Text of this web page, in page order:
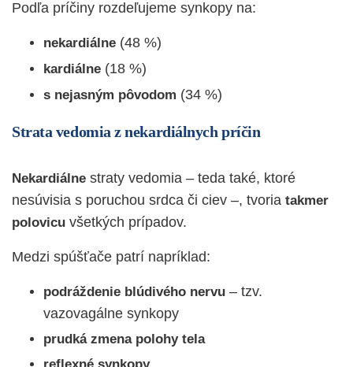
Podľa príčiny rozdeľujeme synkopy na:
nekardiálne (48 %)
kardiálne (18 %)
s nejasným pôvodom (34 %)
Strata vedomia z nekardiálnych príčin
Nekardiálne straty vedomia – teda také, ktoré
nesúvisia s poruchou srdca či ciev –, tvoria takmer
polovicu všetkých prípadov.
Medzi spúšťače patrí napríklad:
podráždenie blúdivého nervu – tzv.
vazovagálne synkopy
prudká zmena polohy tela